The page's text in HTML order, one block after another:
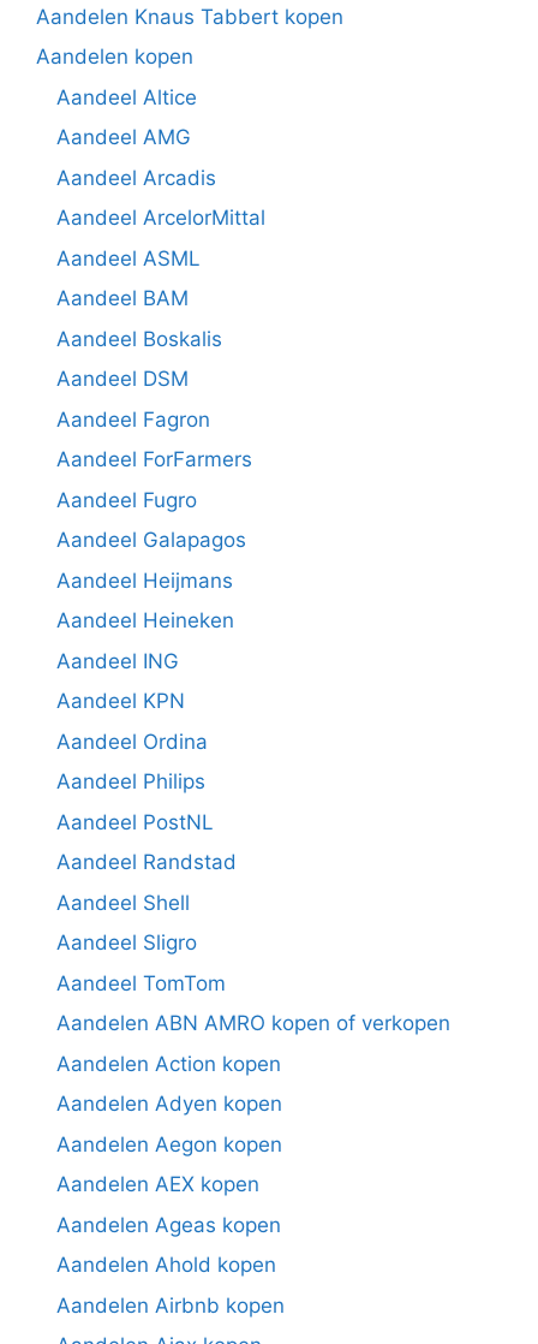
Aandelen Knaus Tabbert kopen
Aandelen kopen
Aandeel Altice
Aandeel AMG
Aandeel Arcadis
Aandeel ArcelorMittal
Aandeel ASML
Aandeel BAM
Aandeel Boskalis
Aandeel DSM
Aandeel Fagron
Aandeel ForFarmers
Aandeel Fugro
Aandeel Galapagos
Aandeel Heijmans
Aandeel Heineken
Aandeel ING
Aandeel KPN
Aandeel Ordina
Aandeel Philips
Aandeel PostNL
Aandeel Randstad
Aandeel Shell
Aandeel Sligro
Aandeel TomTom
Aandelen ABN AMRO kopen of verkopen
Aandelen Action kopen
Aandelen Adyen kopen
Aandelen Aegon kopen
Aandelen AEX kopen
Aandelen Ageas kopen
Aandelen Ahold kopen
Aandelen Airbnb kopen